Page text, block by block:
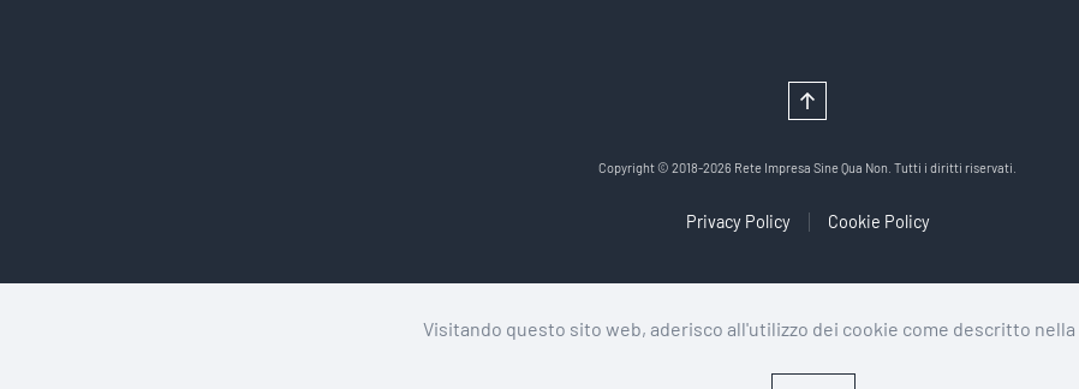
Copyright © 2018-2026 Rete Impresa Sine Qua Non. Tutti i diritti riservati.
Privacy Policy Cookie Policy
Visitando questo sito web, aderisco all'utilizzo dei cookie come descritto nella